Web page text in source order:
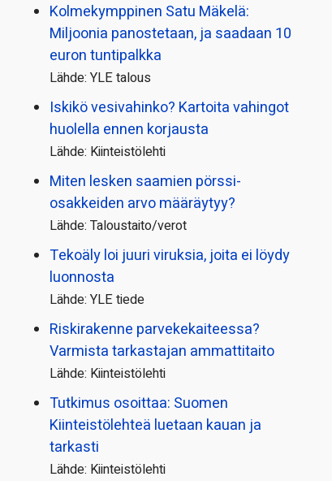
Kolmekymppinen Satu Mäkelä:
Miljoonia panostetaan, ja saadaan 10
euron tuntipalkka
Lähde: YLE talous
Iskikö vesivahinko? Kartoita vahingot
huolella ennen korjausta
Lähde: Kiinteistölehti
Miten lesken saamien pörssi­
osakkeiden arvo määräytyy?
Lähde: Taloustaito/verot
Tekoäly loi juuri viruksia, joita ei löydy
luonnosta
Lähde: YLE tiede
Riskirakenne parvekekaiteessa?
Varmista tarkastajan ammattitaito
Lähde: Kiinteistölehti
Tutkimus osoittaa: Suomen
Kiinteistölehteä luetaan kauan ja
tarkasti
Lähde: Kiinteistölehti